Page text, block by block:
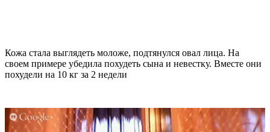
Кожа стала выглядеть моложе, подтянулся овал лица. На
своем примере убедила похудеть сына и невестку. Вместе они
похудели на 10 кг за 2 недели